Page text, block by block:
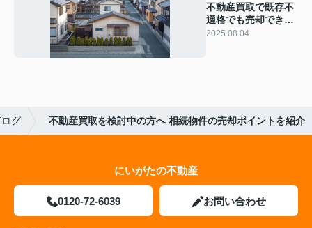
不動産買取で既存不
適格でも売却でき
る？新潟市で成功す
2025.08.04
グ 不動産買取を検討中の方へ 相続物件の売却ポイントを紹介
にいがたの不動産
0120-72-6039 お問い合わせ